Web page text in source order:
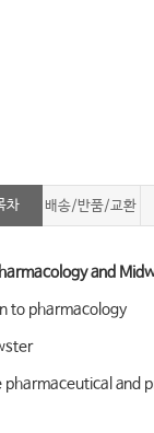
차 배송/반품/교환
and
and